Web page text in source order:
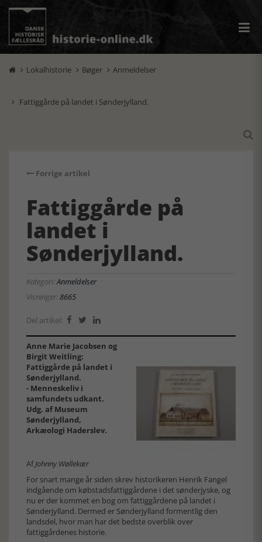
 Lokalhistorie  Bøger  Anmeldelser
 Fattiggårde på landet i Sønderjylland.

Forrige artikel
Fattiggårde på
landet i
Sønderjylland.
Kategori:Anmeldelser
Visninger:8665
Del artikel:   
Anne Marie Jacobsen og
Birgit Weitling:
Fattiggårde på landet i
Sønderjylland.
- Menneskeliv i
samfundets udkant.
Udg. af Museum
Sønderjylland,
Arkæologi Haderslev.
AfJohnny Wøllekær
For snart mange år siden skrev historikeren Henrik Fangel
indgående om købstadsfattiggårdene i det sønderjyske, og
nu er der kommet en bog om fattiggårdene på landet i
Sønderjylland. Dermed er Sønderjylland formentlig den
landsdel, hvor man har det bedste overblik over
fattiggårdenes historie.